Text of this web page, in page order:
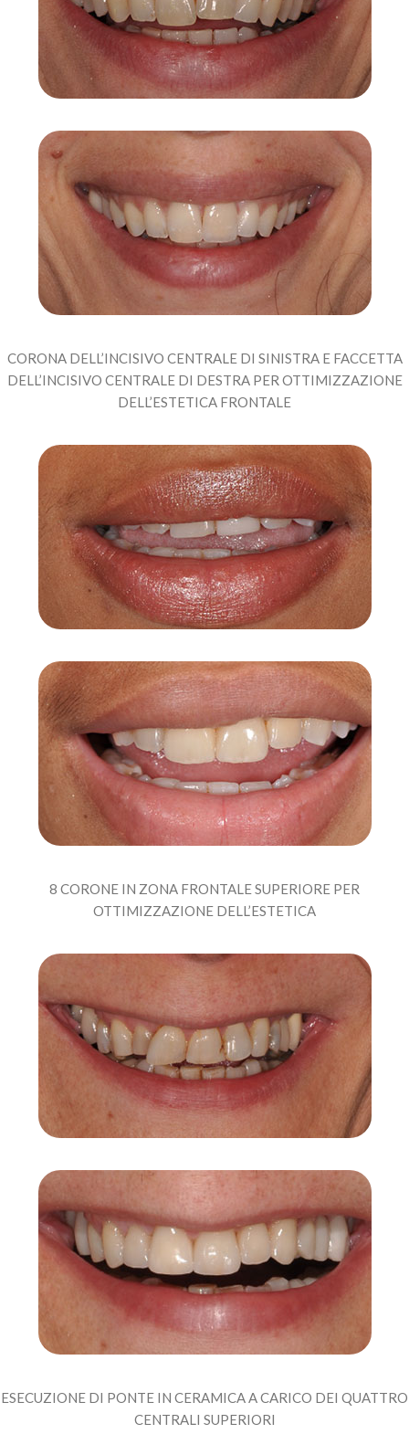
CORONA DELL’INCISIVO CENTRALE DI SINISTRA E FACCETTA
DELL’INCISIVO CENTRALE DI DESTRA PER OTTIMIZZAZIONE
DELL’ESTETICA FRONTALE
8 CORONE IN ZONA FRONTALE SUPERIORE PER
OTTIMIZZAZIONE DELL’ESTETICA
ESECUZIONE DI PONTE IN CERAMICA A CARICO DEI QUATTRO
CENTRALI SUPERIORI